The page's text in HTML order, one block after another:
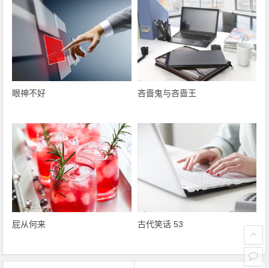
眼神不好 吝啬鬼与吝啬王
屁从何来 古代笑话 53